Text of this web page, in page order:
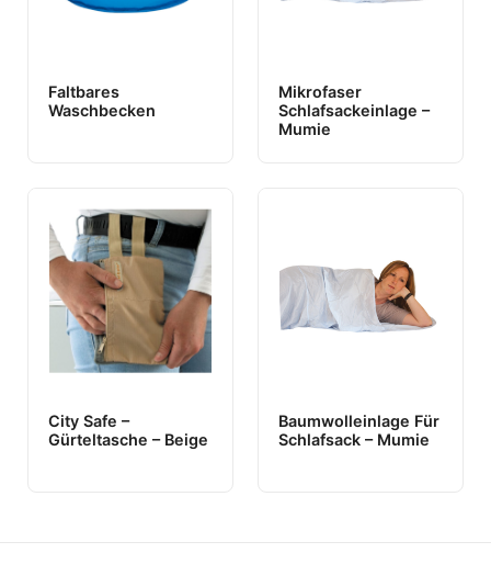
Faltbares
Waschbecken
Mikrofaser
Schlafsackeinlage –
Mumie
City Safe –
Gürteltasche – Beige
Baumwolleinlage Für
Schlafsack – Mumie